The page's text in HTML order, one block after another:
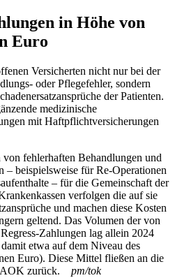
in Höhe von
Euro
Versicherten nicht nur bei der
oder Pflegefehler, sondern
der Patienten.
medizinische
mit Haftpflichtversicherungen
fehlerhaften Behandlungen und
– beispielsweise für Re-Operationen
– für die Gemeinschaft der
verfolgen die auf sie
und machen diese Kosten
geltend. Das Volumen der von
Zahlungen lag allein 2024
etwa auf dem Niveau des
Euro). Diese Mittel fließen an die
AOK zurück. pm/tok